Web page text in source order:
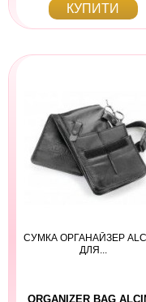
КУПИТИ
СУМКА ОРГАНАЙЗЕР
ДЛЯ...
ORGANIZER BAG